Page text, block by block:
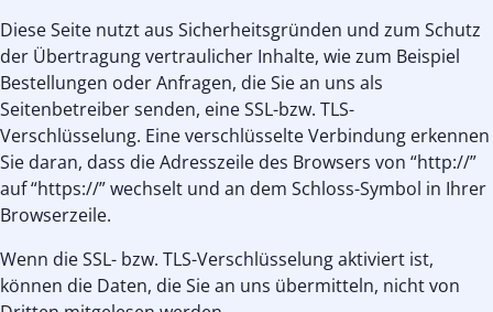
Diese Seite nutzt aus Sicherheitsgründen und zum Schutz
der Übertragung vertraulicher Inhalte, wie zum Beispiel
Bestellungen oder Anfragen, die Sie an uns als
Seitenbetreiber senden, eine SSL-bzw. TLS-
Verschlüsselung. Eine verschlüsselte Verbindung erkennen
Sie daran, dass die Adresszeile des Browsers von “http://”
auf “https://” wechselt und an dem Schloss-Symbol in Ihrer
Browserzeile.
Wenn die SSL- bzw. TLS-Verschlüsselung aktiviert ist,
können die Daten, die Sie an uns übermitteln, nicht von